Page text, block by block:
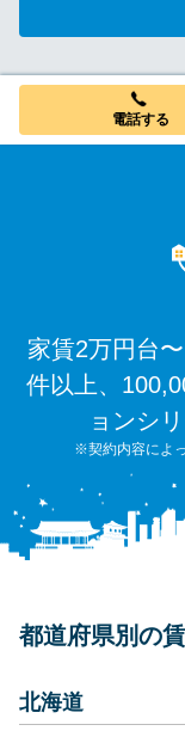
電話する
家賃2万円台
件以上、
ョンシ
※契約内容によ
都道府県別の
北海道